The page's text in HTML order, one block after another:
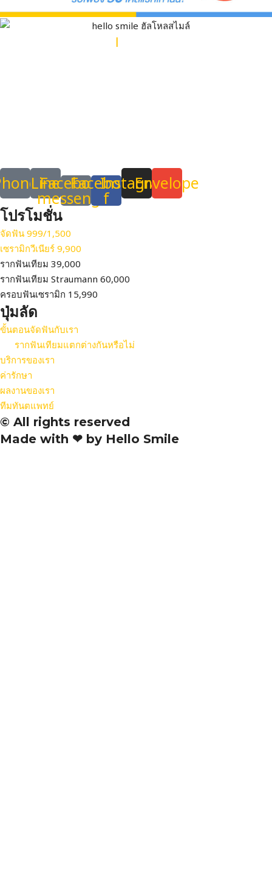
|
Line
Facebook-
messenger
Facebook-
f
Instagram
Envelope
โปรโมชั่น
จัดฟัน 999/1,500
เซรามิกวีเนียร์ 9,900
รากฟันเทียม 39,000
รากฟันเทียม Straumann 60,000
ครอบฟันเซรามิก 15,990
ปุ่มลัด
ขั้นตอนจัดฟันกับเรา
รากฟันเทียมแตกต่างกันหรือไม่
บริการของเรา
ค่ารักษา
ผลงานของเรา
ทีมทันตแพทย์
© All rights reserved
Made with ❤ by Hello Smile